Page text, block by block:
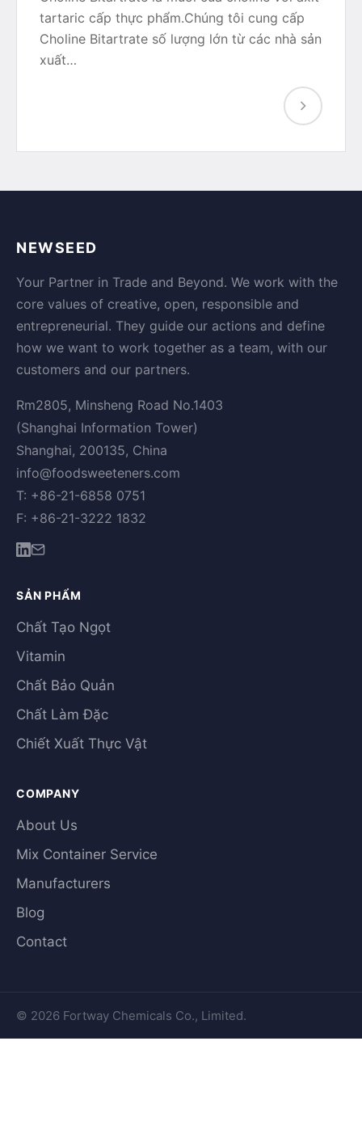
tartaric cấp thực phẩm.Chúng tôi cung cấp
Choline Bitartrate số lượng lớn từ các nhà sản
xuất…
NEWSEED
Your Partner in Trade and Beyond. We work with the
core values of creative, open, responsible and
entrepreneurial. They guide our actions and define
how we want to work together as a team, with our
customers and our partners.
Rm2805, Minsheng Road No.1403
(Shanghai Information Tower)
Shanghai, 200135, China
info@foodsweeteners.com
T: +86-21-6858 0751
F: +86-21-3222 1832
SẢN PHẨM
Chất Tạo Ngọt
Vitamin
Chất Bảo Quản
Chất Làm Đặc
Chiết Xuất Thực Vật
COMPANY
About Us
Mix Container Service
Manufacturers
Blog
Contact
© 2026 Fortway Chemicals Co., Limited.